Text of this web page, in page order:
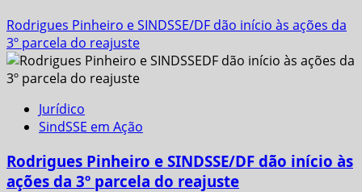
Rodrigues Pinheiro e SINDSSE/DF dão início às ações da
3º parcela do reajuste
Jurídico
SindSSE em Ação
Rodrigues Pinheiro e SINDSSE/DF dão início às
ações da 3º parcela do reajuste